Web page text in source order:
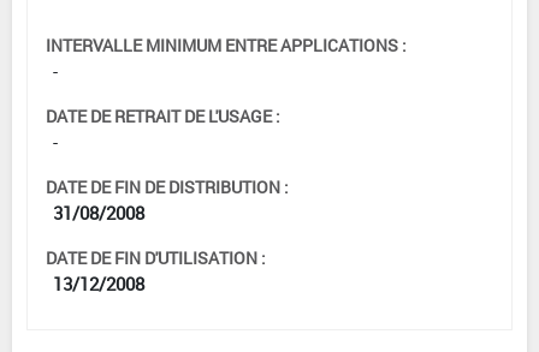
INTERVALLE MINIMUM ENTRE APPLICATIONS :
-
DATE DE RETRAIT DE L'USAGE :
-
DATE DE FIN DE DISTRIBUTION :
31/08/2008
DATE DE FIN D'UTILISATION :
13/12/2008